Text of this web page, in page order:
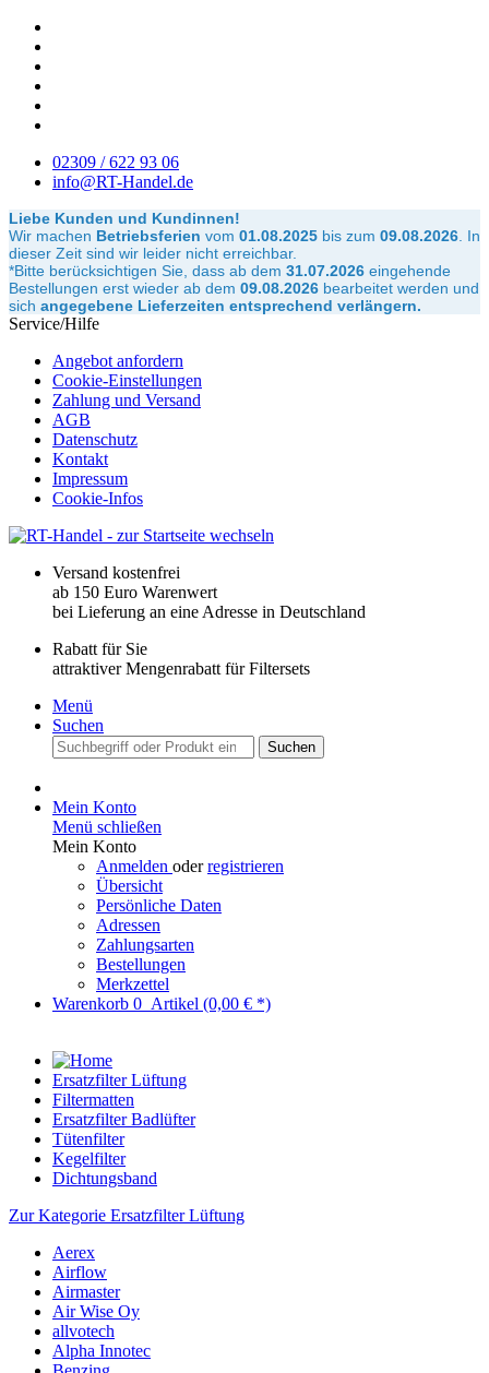
02309 / 622 93 06
info@RT-Handel.de
Liebe Kunden und Kundinnen!
Wir machen Betriebsferien vom 01.08.2025 bis zum 09.08.2026 In
dieser Zeit sind wir leider nicht erreichbar.
*Bitte berücksichtigen Sie, dass ab dem 31.07.2026 eingehende
Bestellungen erst wieder ab dem 09.08.2026 bearbeitet werden und
sich angegebene Lieferzeiten entsprechend verlängern.
Service/Hilfe
Angebot anfordern
Cookie-Einstellungen
Zahlung und Versand
AGB
Datenschutz
Kontakt
Impressum
Cookie-Infos
Versand kostenfrei
ab 150 Euro Warenwert
bei Lieferung an eine Adresse in Deutschland
Rabatt für Sie
attraktiver Mengenrabatt für Filtersets
Menü
Suchen
Suchen
Mein Konto
Menü schließen
Mein Konto
Anmelden oderregistrieren
Übersicht
Persönliche Daten
Adressen
Zahlungsarten
Bestellungen
Merkzettel
Warenkorb 0 Artikel (0,00 € *)
Ersatzfilter Lüftung
Filtermatten
Ersatzfilter Badlüfter
Tütenfilter
Kegelfilter
Dichtungsband
Zur Kategorie Ersatzfilter Lüftung
Aerex
Airflow
Airmaster
Air Wise Oy
allvotech
Alpha Innotec